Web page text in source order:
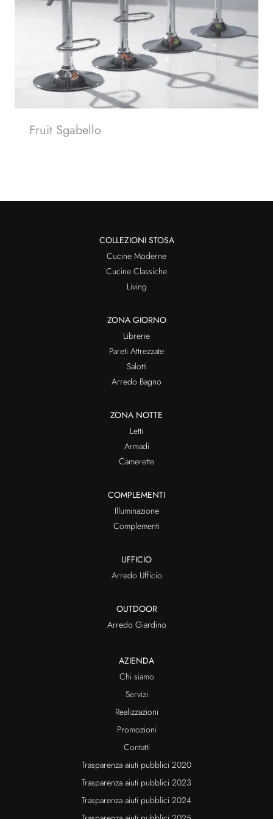
Fruit Sgabello
COLLEZIONI STOSA
Cucine Moderne
Cucine Classiche
Living
ZONA GIORNO
Librerie
Pareti Attrezzate
Salotti
Arredo Bagno
ZONA NOTTE
Letti
Armadi
Camerette
COMPLEMENTI
Illuminazione
Complementi
UFFICIO
Arredo Ufficio
OUTDOOR
Arredo Giardino
AZIENDA
Chi siamo
Servizi
Realizzazioni
Promozioni
Contatti
Trasparenza aiuti pubblici 2020
Trasparenza aiuti pubblici 2023
Trasparenza aiuti pubblici 2024